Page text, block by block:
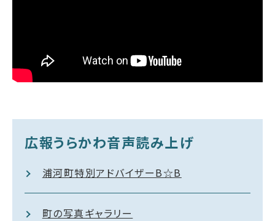
広報うらかわ音声読み上げ
浦河町特別アドバイザーB☆B
町の写真ギャラリー